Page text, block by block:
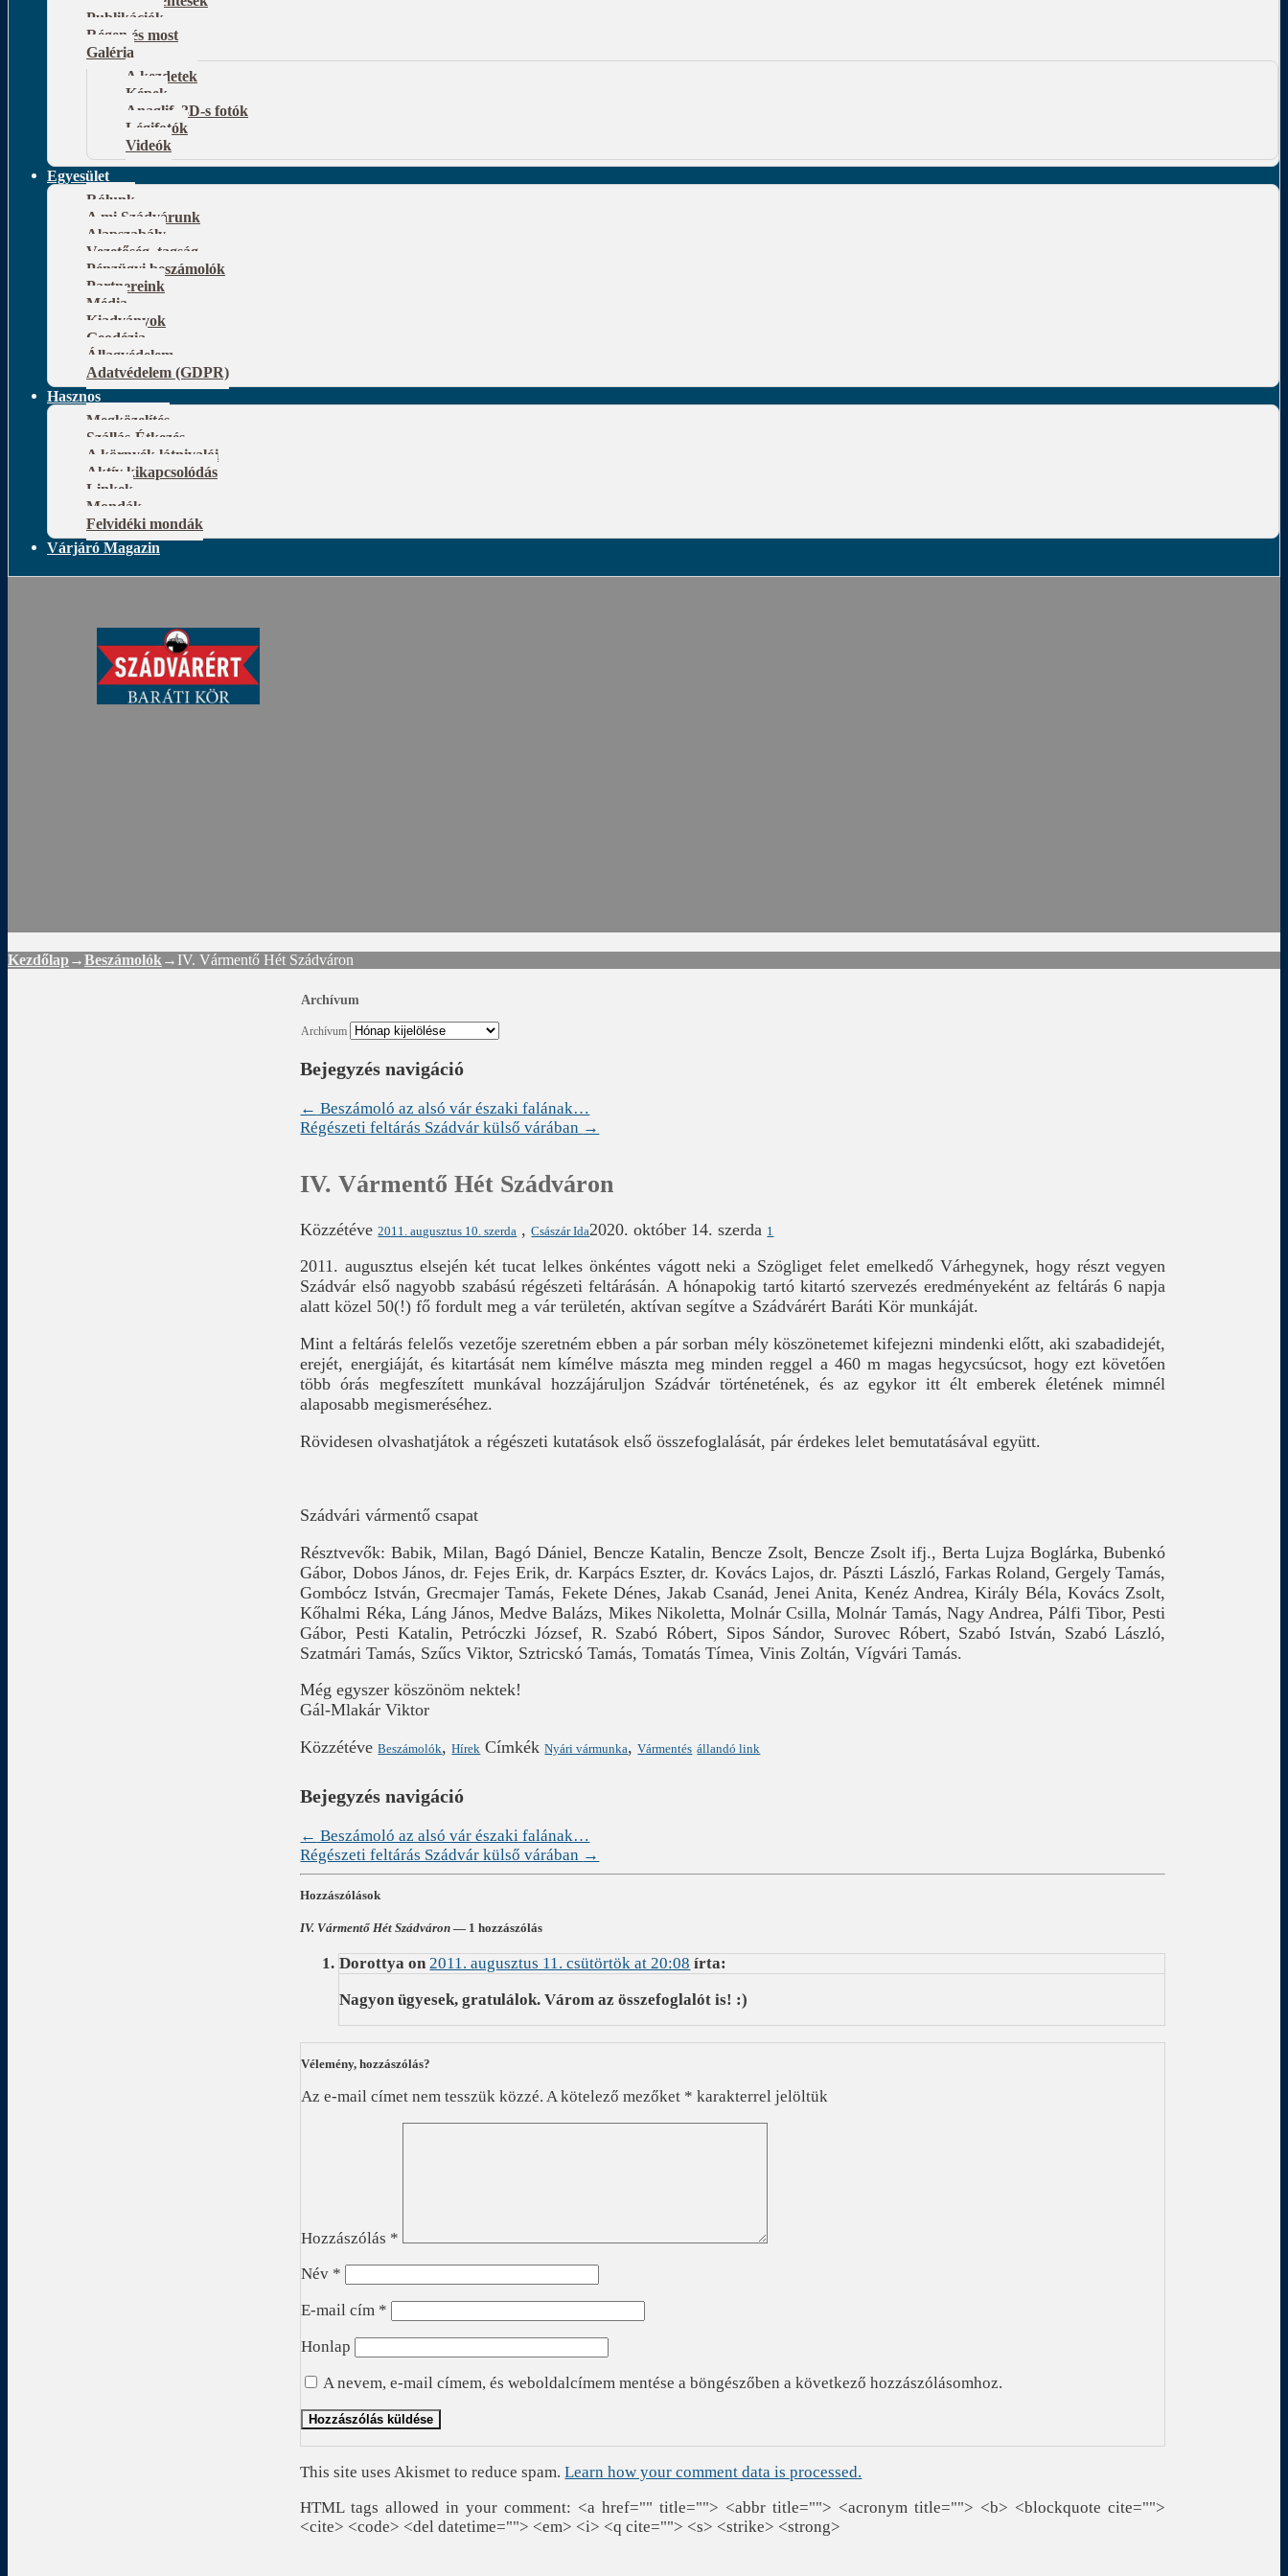
Publikációk
Régen és most
Galéria
A kezdetek
Képek
Anaglif, 3D-s fotók
Légifotók
Videók
Egyesület
Rólunk
A mi Szádvárunk
Alapszabály
Vezetőség, tagság
Pénzügyi beszámolók
Partnereink
Média
Kiadványok
Geodézia
Állagvédelem
Adatvédelem (GDPR)
Hasznos
Megközelítés
Szállás-Étkezés
A környék látnivalói
Aktív kikapcsolódás
Linkek
Mondák
Felvidéki mondák
Várjáró Magazin
Kezdőlap →Beszámolók → IV. Vármentő Hét Szádváron
Archívum
Archívum
Bejegyzés navigáció
← Beszámoló az alsó vár északi falának…
Régészeti feltárás Szádvár külső várában →
IV. Vármentő Hét Szádváron
Közzétéve2011. augusztus 10. szerda ,Császár Ida2020. október 14. szerda 1
2011. augusztus elsején két tucat lelkes önkéntes vágott neki a Szögliget felet emelkedő Várhegynek, hogy részt vegyen
Szádvár első nagyobb szabású régészeti feltárásán. A hónapokig tartó kitartó szervezés eredményeként az feltárás 6 napja
alatt közel 50(!) fő fordult meg a vár területén, aktívan segítve a Szádvárért Baráti Kör munkáját.
Mint a feltárás felelős vezetője szeretném ebben a pár sorban mély köszönetemet kifejezni mindenki előtt, aki szabadidejét,
erejét, energiáját, és kitartását nem kímélve mászta meg minden reggel a 460 m magas hegycsúcsot, hogy ezt követően
több órás megfeszített munkával hozzájáruljon Szádvár történetének, és az egykor itt élt emberek életének mimnél
alaposabb megismeréséhez.
Rövidesen olvashatjátok a régészeti kutatások első összefoglalását, pár érdekes lelet bemutatásával együtt.
Szádvári vármentő csapat
Résztvevők: Babik, Milan, Bagó Dániel, Bencze Katalin, Bencze Zsolt, Bencze Zsolt ifj., Berta Lujza Boglárka, Bubenkó
Gábor, Dobos János, dr. Fejes Erik, dr. Karpács Eszter, dr. Kovács Lajos, dr. Pászti László, Farkas Roland, Gergely Tamás,
Gombócz István, Grecmajer Tamás, Fekete Dénes, Jakab Csanád, Jenei Anita, Kenéz Andrea, Király Béla, Kovács Zsolt,
Kőhalmi Réka, Láng János, Medve Balázs, Mikes Nikoletta, Molnár Csilla, Molnár Tamás, Nagy Andrea, Pálfi Tibor, Pesti
Gábor, Pesti Katalin, Petróczki József, R. Szabó Róbert, Sipos Sándor, Surovec Róbert, Szabó István, Szabó László,
Szatmári Tamás, Szűcs Viktor, Sztricskó Tamás, Tomatás Tímea, Vinis Zoltán, Vígvári Tamás.
Még egyszer köszönöm nektek!
Gál-Mlakár Viktor
Közzétéve Beszámolók,Hírek Címkék Nyári vármunka,Vármentés állandó link
Bejegyzés navigáció
← Beszámoló az alsó vár északi falának…
Régészeti feltárás Szádvár külső várában →
Hozzászólások
IV. Vármentő Hét Szádváron — 1 hozzászólás
Dorottya on 2011. augusztus 11. csütörtök at 20:08 írta:
Nagyon ügyesek, gratulálok. Várom az összefoglalót is! :)
Vélemény, hozzászólás?
Az e-mail címet nem tesszük közzé. A kötelező mezőket * karakterrel jelöltük
Hozzászólás *
Név *
E-mail cím *
Honlap
A nevem, e-mail címem, és weboldalcímem mentése a böngészőben a következő hozzászólásomhoz.
This site uses Akismet to reduce spam.Learn how your comment data is processed.
HTML tags allowed in your comment: <a href="" title=""> <abbr title=""> <acronym title=""> <b> <blockquote cite="">
<cite> <code> <del datetime=""> <em> <i> <q cite=""> <s> <strike> <strong>